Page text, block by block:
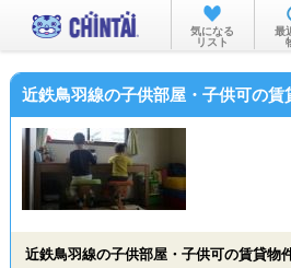
お部屋を探す
沿線・
物件特
気になる
リスト
最
近鉄鳥羽線の子供部屋・子供可の賃
近鉄鳥羽線の子供部屋・子供可の賃貸物